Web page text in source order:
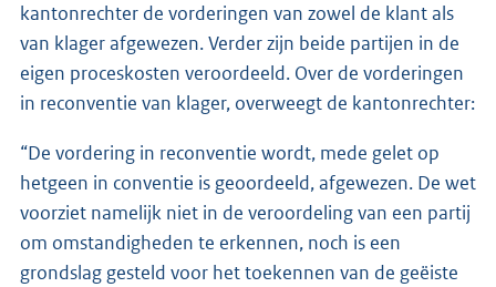
kantonrechter de vorderingen van zowel de klant als
van klager afgewezen. Verder zijn beide partijen in de
eigen proceskosten veroordeeld. Over de vorderingen
in reconventie van klager, overweegt de kantonrechter:
“De vordering in reconventie wordt, mede gelet op
hetgeen in conventie is geoordeeld, afgewezen. De wet
voorziet namelijk niet in de veroordeling van een partij
om omstandigheden te erkennen, noch is een
grondslag gesteld voor het toekennen van de geëiste